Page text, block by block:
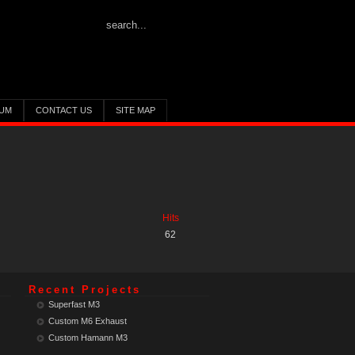
CONTACT US SITE MAP
Hits
62
Recent Projects
Superfast M3
Custom M6 Exhaust
Custom Hamann M3